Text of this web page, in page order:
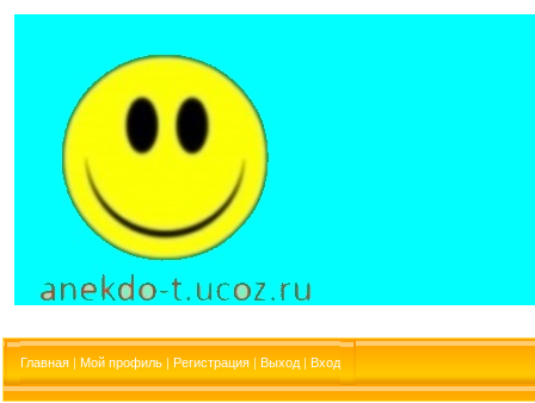
Главная | Мой профиль | Регистрация | Выход | Вход